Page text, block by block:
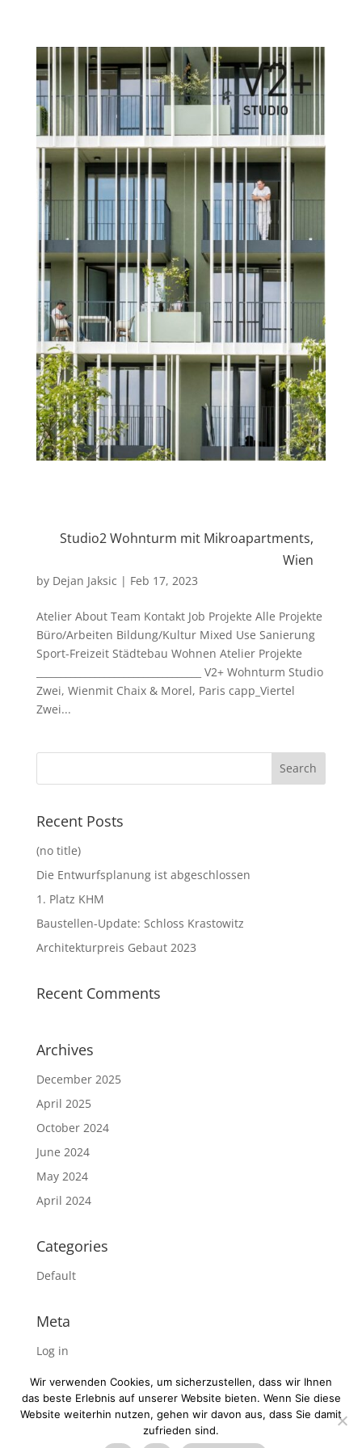
Studio2 Wohnturm mit Mikroapartments,
Wien
by Dejan Jaksic | Feb 17, 2023
Atelier About Team Kontakt Job Projekte Alle Projekte
Büro/Arbeiten Bildung/Kultur Mixed Use Sanierung
Sport-Freizeit Städtebau Wohnen Atelier Projekte
__________________________________ V2+ Wohnturm Studio
Zwei, Wienmit Chaix & Morel, Paris capp_Viertel
Zwei...
Recent Posts
(no title)
Die Entwurfsplanung ist abgeschlossen
1. Platz KHM
Baustellen-Update: Schloss Krastowitz
Architekturpreis Gebaut 2023
Recent Comments
Archives
December 2025
April 2025
October 2024
June 2024
May 2024
April 2024
Categories
Default
Meta
Log in
Entries feed
Comments feed
WordPress.org
Wir verwenden Cookies, um sicherzustellen, dass wir Ihnen
das beste Erlebnis auf unserer Website bieten. Wenn Sie diese
Website weiterhin nutzen, gehen wir davon aus, dass Sie damit
zufrieden sind.